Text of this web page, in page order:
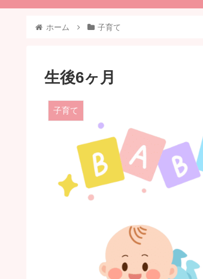
ホーム 子育て
生後6ヶ月
子育て